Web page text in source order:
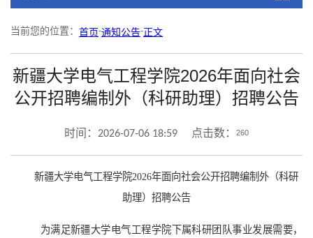
当前您的位置： 首页-通知公告-正文
新疆大学电气工程学院2026年面向社会
公开招聘编制外（科研助理）招聘公告
时间：2026-07-06 18:59 点击数： 260
新疆大学电气工程学院2026年面向社会公开招聘编制外（科研
助理）招聘公告
为满足新疆大学电气工程学院下属科研团队事业发展需要，